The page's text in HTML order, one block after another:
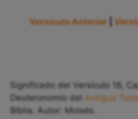
Versículo Anterior
Significado del Versículo 18,
Deuteronomio del Antiguo
Biblia. Autor: Moisés.